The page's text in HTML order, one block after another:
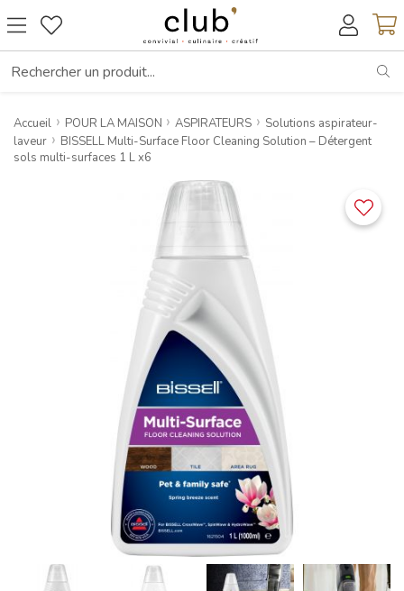
Accueil POUR LA MAISON ASPIRATEURS
Solutions aspirateur-
laveur
BISSELL Multi-Surface Floor Cleaning Solution – Détergent
sols multi-surfaces 1 L x6